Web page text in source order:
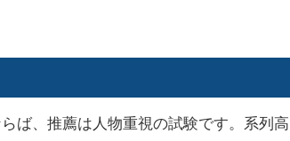
ば、推薦は人物重視の試験です。系列高